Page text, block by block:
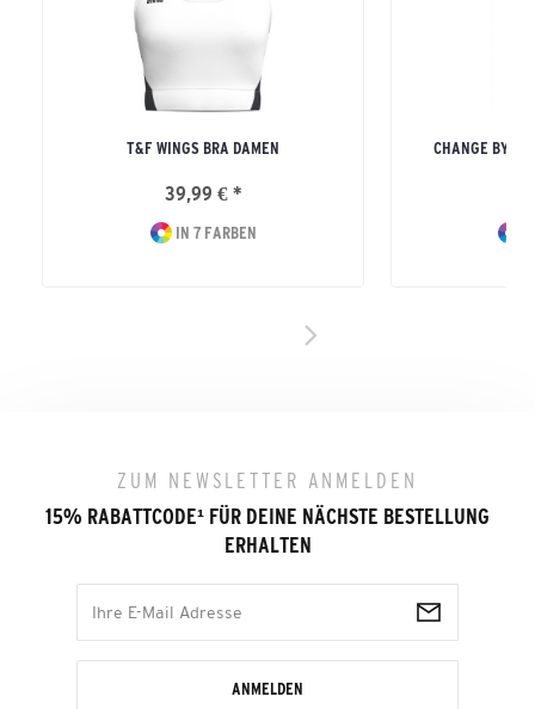
T&F WINGS BRA DAMEN
39,99 € *
IN 7 FARBEN
CHANGE BY
ZUM NEWSLETTER ANMELDEN
15% RABATTCODE¹ FÜR DEINE NÄCHSTE BESTELLUNG
ERHALTEN
ANMELDEN